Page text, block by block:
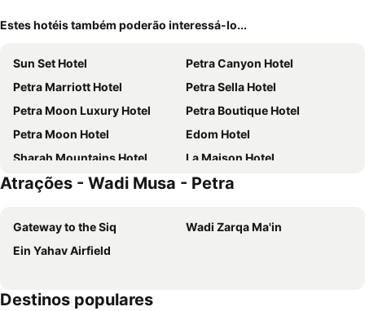
Estes hotéis também poderão interessá-lo...
Sun Set Hotel
Petra Canyon Hotel
Petra Marriott Hotel
Petra Sella Hotel
Petra Moon Luxury Hotel
Petra Boutique Hotel
Petra Moon Hotel
Edom Hotel
Sharah Mountains Hotel
La Maison Hotel
Petra Agora Hotel
Petra Palace Hotel
Petra Bubble Luxotel
P Quattro Relax Hotel
Atrações - Wadi Musa - Petra
Gateway to the Siq
Wadi Zarqa Ma'in
Ein Yahav Airfield
Destinos populares